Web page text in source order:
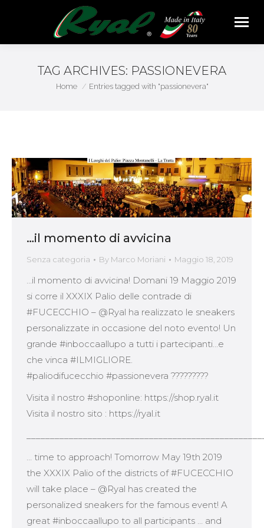
TAG ARCHIVES: PASSIONEVERA
You are here:
Home Entries tagged with "passionevera"
…il momento di avvicina
Senza categoria By Marco Moriani Maggio 18, 2019
…il momento di avvicina! Domani 19 Maggio 2019
si corre il XXXIX Palio delle contrade di
#FUCECCHIO – @Ryal ha realizzato le sneakers
personalizzate in occasione del noto evento! Un
grande #inboccaallupo a tutti i partecipanti…e
che vinca #ILMIGLIORE.
#paliodifucecchio #passionevera ?????????
Visita il nostro #shoponline: https://shop.ryal.it
Visita il nostro sito : https://ryal.it
… time to approach! Tomorrow May 19th 2019
the XXXIX Palio of the districts of #FUCECCHIO
will take place – @Ryal has created the
personalized sneakers for the famous event! A
great #inboccaallupo to all participants … and